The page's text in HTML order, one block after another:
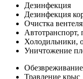
Дезинфекция
Дезинфекция
Очистка
Автотранспорт,
Холодильники,
Уничтожение
Травление крыс